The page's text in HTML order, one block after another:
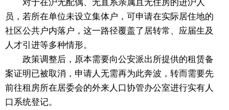
对于在沪无配偶、无直系亲属且无住房的进沪人
员，若所在单位未设立集体户，可申请在实际居住地的
社区公共户内落户，这一路径覆盖了居转常、应届生及
人才引进等多种情形。
政策调整后，原本需要向公安派出所提供的租赁备
案证明已被取消，申请人无需再为此奔波，转而需要先
前往租房所在居委会的外来人口协管办公室进行实有人
口系统登记。